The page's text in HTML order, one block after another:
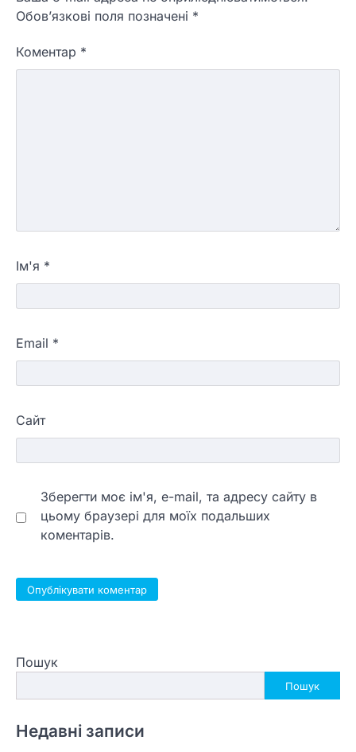
Обов’язкові поля позначені *
Коментар *
Ім'я *
Email *
Сайт
Зберегти моє ім'я, e-mail, та адресу сайту в
цьому браузері для моїх подальших
коментарів.
Пошук
Пошук
Недавні записи